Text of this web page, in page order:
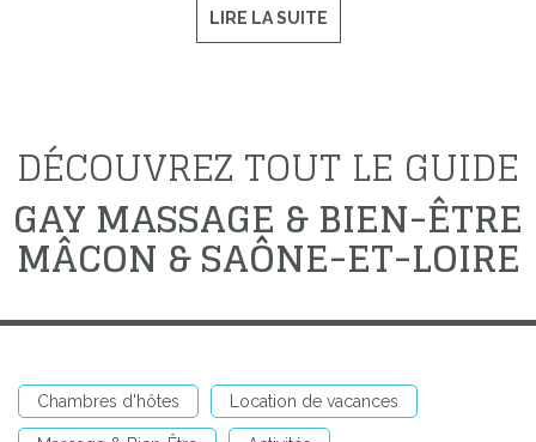
LIRE LA SUITE
DÉCOUVREZ TOUT LE GUIDE
GAY MASSAGE & BIEN-ÊTRE
MÂCON & SAÔNE-ET-LOIRE
Chambres d'hôtes Location de vacances